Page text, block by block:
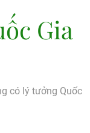
Gia
có lý tưởng Quốc